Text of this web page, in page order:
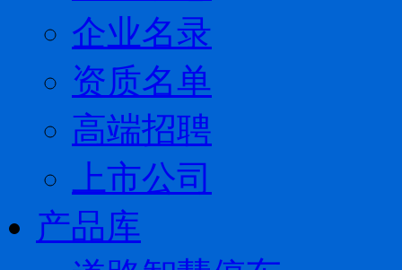
企业名录
资质名单
高端招聘
上市公司
产品库